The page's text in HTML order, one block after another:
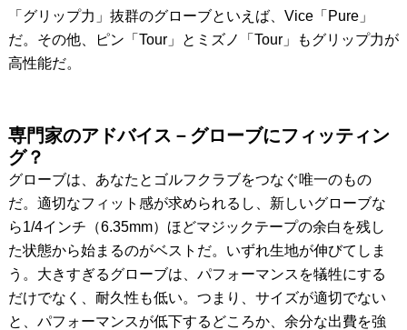
「グリップ力」抜群のグローブといえば、Vice「Pure」
だ。その他、ピン「Tour」とミズノ「Tour」もグリップ力が
高性能だ。
専門家のアドバイス－グローブにフィッティン
グ？
グローブは、あなたとゴルフクラブをつなぐ唯一のもの
だ。適切なフィット感が求められるし、新しいグローブな
ら1/4インチ（6.35mm）ほどマジックテープの余白を残し
た状態から始まるのがベストだ。いずれ生地が伸びてしま
う。大きすぎるグローブは、パフォーマンスを犠牲にする
だけでなく、耐久性も低い。つまり、サイズが適切でない
と、パフォーマンスが低下するどころか、余分な出費を強